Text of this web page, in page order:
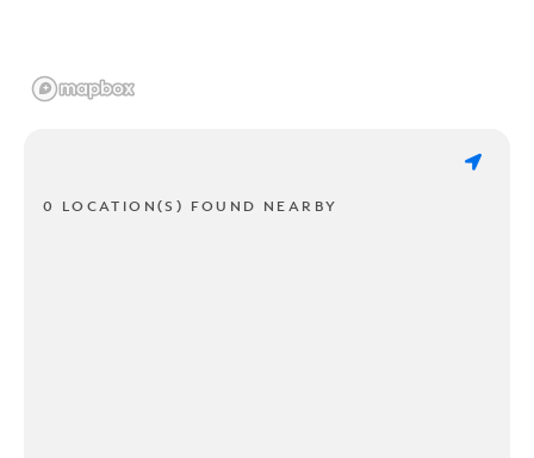
0 LOCATION(S) FOUND NEARBY